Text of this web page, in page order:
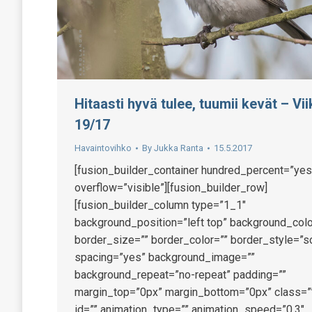
Hitaasti hyvä tulee, tuumii kevät –
19/17
Havaintovihko By Jukka Ranta 15.5.2017
[fusion_builder_container
overflow=”visible”][fusion_builder_row]
[fusion_builder_column type=”1_1″
background_position=”left top”
border_size=”” border_color=””
spacing=”yes” background_image=””
background_repeat=”no-repeat” padding=””
margin_top=”0px” margin_bottom=”0px”